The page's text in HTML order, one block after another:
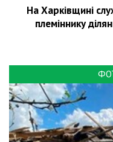
На Харківщині
племіннику